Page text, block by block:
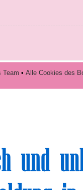
Team • Alle Cookies des